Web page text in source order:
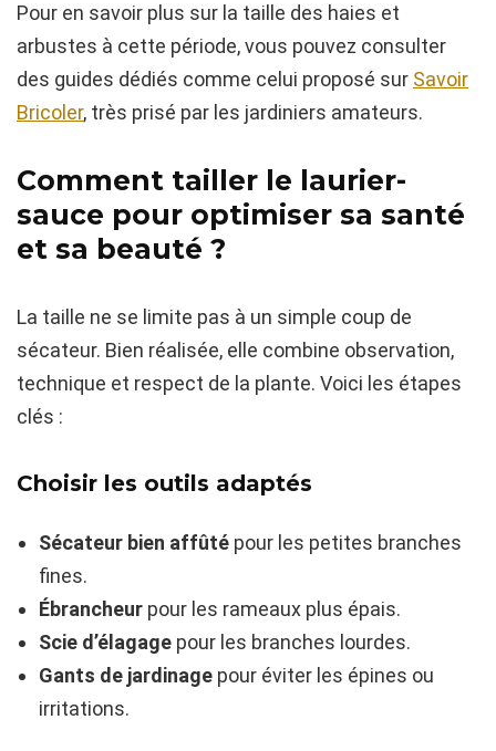
Pour en savoir plus sur la taille des haies et
arbustes à cette période, vous pouvez consulter
des guides dédiés comme celui proposé sur Savoir
Bricoler, très prisé par les jardiniers amateurs.
Comment tailler le laurier-
sauce pour optimiser sa santé
et sa beauté ?
La taille ne se limite pas à un simple coup de
sécateur. Bien réalisée, elle combine observation,
technique et respect de la plante. Voici les étapes
clés :
Choisir les outils adaptés
Sécateur bien affûté pour les petites branches
fines.
Ébrancheur pour les rameaux plus épais.
Scie d’élagage pour les branches lourdes.
Gants de jardinage pour éviter les épines ou
irritations.